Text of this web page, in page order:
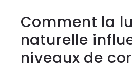
Comment la
naturelle
niveaux de